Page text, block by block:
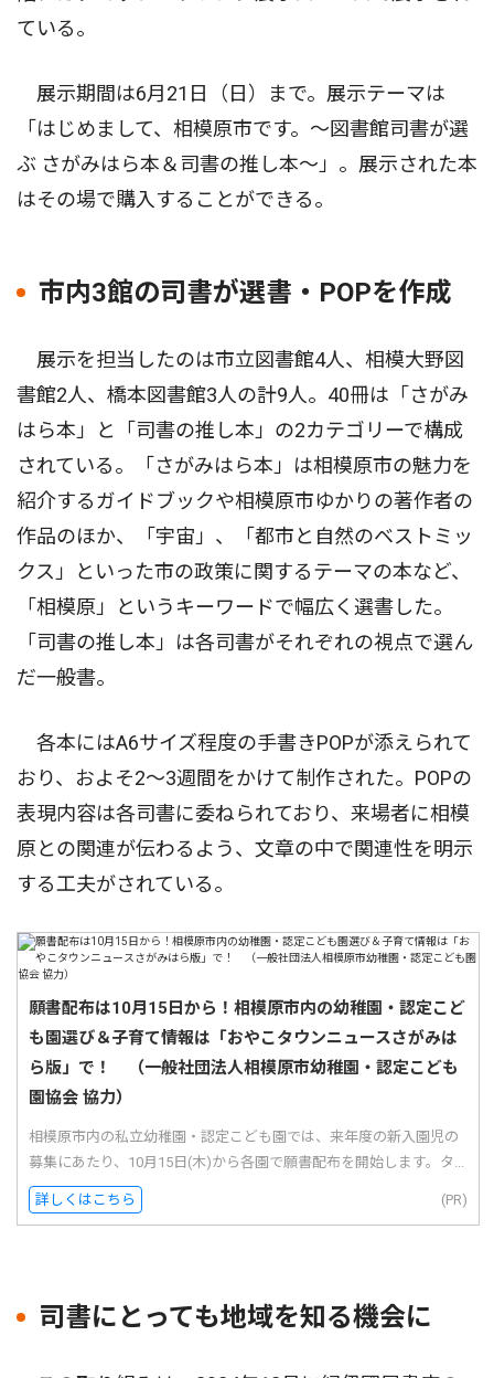
ている。
展示期間は6月21日（日）まで。展示テーマは
「はじめまして、相模原市です。〜図書館司書が選
ぶ さがみはら本＆司書の推し本〜」。展示された本
はその場で購入することができる。
市内3館の司書が選書・POPを作成
展示を担当したのは市立図書館4人、相模大野図
書館2人、橋本図書館3人の計9人。40冊は「さがみ
はら本」と「司書の推し本」の2カテゴリーで構成
されている。「さがみはら本」は相模原市の魅力を
紹介するガイドブックや相模原市ゆかりの著作者の
作品のほか、「宇宙」、「都市と自然のベストミッ
クス」といった市の政策に関するテーマの本など、
「相模原」というキーワードで幅広く選書した。
「司書の推し本」は各司書がそれぞれの視点で選ん
だ一般書。
各本にはA6サイズ程度の手書きPOPが添えられて
おり、およそ2〜3週間をかけて制作された。POPの
表現内容は各司書に委ねられており、来場者に相模
原との関連が伝わるよう、文章の中で関連性を明示
する工夫がされている。
願書配布は10月15日から！相模原市内の幼稚園・認定こど
も園選び＆子育て情報は「おやこタウンニュースさがみは
ら版」で！ （一般社団法人相模原市幼稚園・認定こども
園協会 協力）
相模原市内の私立幼稚園・認定こども園では、来年度の新入園児の
募集にあたり、10月15日(木)から各園で願書配布を開始します。タ...
詳しくはこちら (PR)
司書にとっても地域を知る機会に